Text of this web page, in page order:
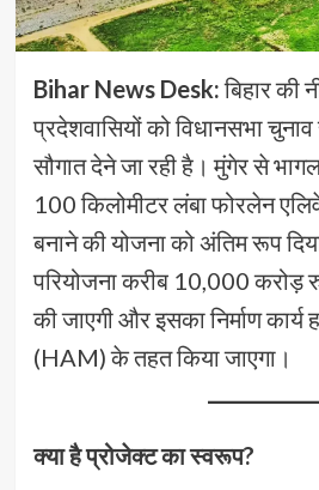
Bihar News Desk:बिहार की
प्रदेशवासियों को विधानसभा
सौगात देने जा रही है। मुंगेर से
100 किलोमीटर लंबा फोरलेन
बनाने की योजना को अंतिम रूप
परियोजना करीब 10,000 करोड़
की जाएगी और इसका निर्माण कार्य
(HAM) के तहत किया जाएगा।
क्या है प्रोजेक्ट का स्वरूप?